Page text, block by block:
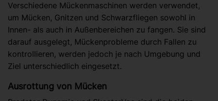
Verschiedene Mückenmaschinen werden verwendet,
um Mücken, Gnitzen und Schwarzfliegen sowohl in
Innen- als auch in Außenbereichen zu fangen. Sie sind
darauf ausgelegt, Mückenprobleme durch Fallen zu
kontrollieren, werden jedoch je nach Umgebung und
Ziel unterschiedlich eingesetzt.
Ausrottung von Mücken